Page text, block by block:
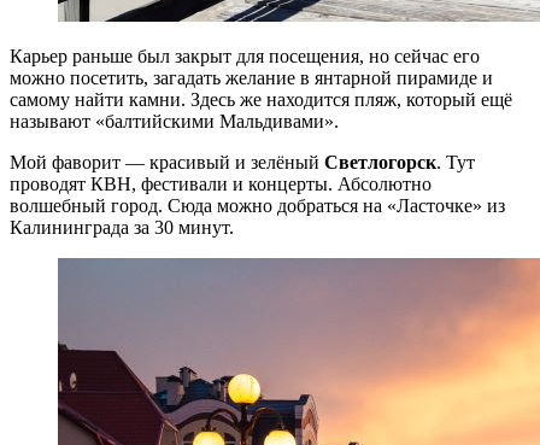
Карьер раньше был закрыт для посещения, но сейчас его
можно посетить, загадать желание в янтарной пирамиде и
самому найти камни. Здесь же находится пляж, который ещё
называют «балтийскими Мальдивами».
Мой фаворит — красивый и зелёный Светлогорск. Тут
проводят КВН, фестивали и концерты. Абсолютно
волшебный город. Сюда можно добраться на «Ласточке» из
Калининграда за 30 минут.